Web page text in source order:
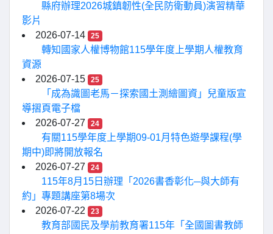
縣府辦理2026城鎮韌性(全民防衛動員)演習精華
影片
2026-07-14
25
轉知國家人權博物館115學年度上學期人權教育
資源
2026-07-15
25
「成為識圖老馬－探索國土測繪圖資」兒童版宣
導摺頁電子檔
2026-07-27
24
有關115學年度上學期09-01月特色遊學課程(學
期中)即將開放報名
2026-07-27
24
115年8月15日辦理「2026書香彰化─與大師有
約」專題講座第8場次
2026-07-22
23
教育部國民及學前教育署115年「全國圖書教師